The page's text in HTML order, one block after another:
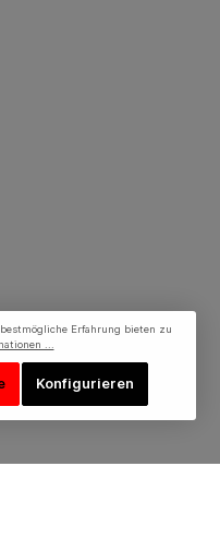
Erfahrung bieten zu
...
Konfigurieren